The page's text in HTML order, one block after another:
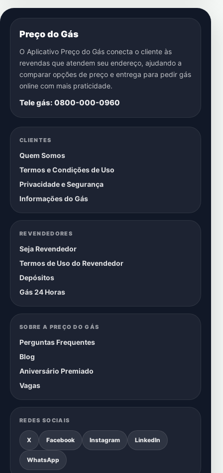
Preço do Gás
O Aplicativo Preço do Gás conecta o cliente às
revendas que atendem seu endereço, ajudando a
comparar opções de preço e entrega para pedir gás
online com mais praticidade.
Tele gás: 0800-000-0960
CLIENTES
Quem Somos
Termos e Condições de Uso
Privacidade e Segurança
Informações do Gás
REVENDEDORES
Seja Revendedor
Termos de Uso do Revendedor
Depósitos
Gás 24 Horas
SOBRE A PREÇO DO GÁS
Perguntas Frequentes
Blog
Aniversário Premiado
Vagas
REDES SOCIAIS
X Facebook Instagram LinkedIn
WhatsApp